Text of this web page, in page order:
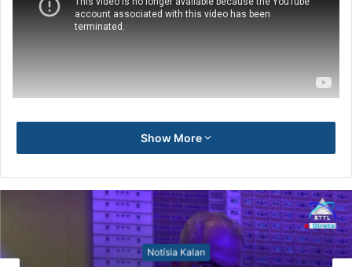
Show More
Notísia Kalan